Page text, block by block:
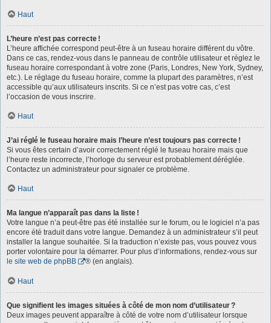
Haut
L’heure n’est pas correcte !
L’heure affichée correspond peut-être à un fuseau horaire différent du vôtre.
Dans ce cas, rendez-vous dans le panneau de contrôle utilisateur et réglez le
fuseau horaire correspondant à votre zone (Paris, Londres, New York, Sydney,
etc.). Le réglage du fuseau horaire, comme la plupart des paramètres, n’est
accessible qu’aux utilisateurs inscrits. Si ce n’est pas votre cas, c’est
l’occasion de vous inscrire.
Haut
J’ai réglé le fuseau horaire mais l’heure n’est toujours pas correcte !
Si vous êtes certain d’avoir correctement réglé le fuseau horaire mais que
l’heure reste incorrecte, l’horloge du serveur est probablement déréglée.
Contactez un administrateur pour signaler ce problème.
Haut
Ma langue n’apparaît pas dans la liste !
Votre langue n’a peut-être pas été installée sur le forum, ou le logiciel n’a pas
encore été traduit dans votre langue. Demandez à un administrateur s’il peut
installer la langue souhaitée. Si la traduction n’existe pas, vous pouvez vous
porter volontaire pour la démarrer. Pour plus d’informations, rendez-vous sur
le site web de phpBB
® (en anglais).
Haut
Que signifient les images situées à côté de mon nom d’utilisateur ?
Deux images peuvent apparaître à côté de votre nom d’utilisateur lorsque